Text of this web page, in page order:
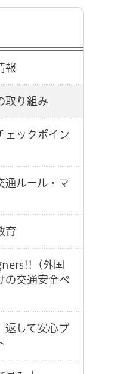
報
取り組み
ェックポイン
通ルール・マ
育
（外国
の交通安全ペ
返して安心プ